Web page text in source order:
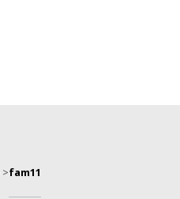
>fam11